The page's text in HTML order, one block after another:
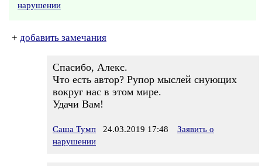
нарушении
+ добавить замечания
Спасибо, Алекс.
Что есть автор? Рупор мыслей снующих
вокруг нас в этом мире.
Удачи Вам!
Саша Тумп 24.03.2019 17:48
Заявить о
нарушении